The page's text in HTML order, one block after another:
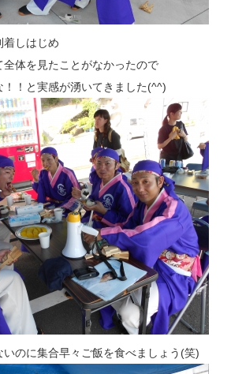
着しはじめ
全体を見たことがなかったので
！！と実感が湧いてきました(^^)
のに集合早々ご飯を食べましょう(笑)